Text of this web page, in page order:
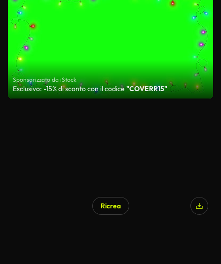
Sponsorizzato da iStock
Esclusivo: -15% di sconto con il codice"COVERR15"
Ricrea